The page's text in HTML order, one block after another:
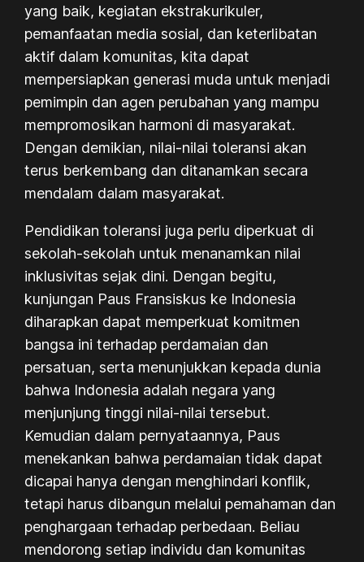
yang baik, kegiatan ekstrakurikuler,
pemanfaatan media sosial, dan keterlibatan
aktif dalam komunitas, kita dapat
mempersiapkan generasi muda untuk menjadi
pemimpin dan agen perubahan yang mampu
mempromosikan harmoni di masyarakat.
Dengan demikian, nilai-nilai toleransi akan
terus berkembang dan ditanamkan secara
mendalam dalam masyarakat.
Pendidikan toleransi juga perlu diperkuat di
sekolah-sekolah untuk menanamkan nilai
inklusivitas sejak dini. Dengan begitu,
kunjungan Paus Fransiskus ke Indonesia
diharapkan dapat memperkuat komitmen
bangsa ini terhadap perdamaian dan
persatuan, serta menunjukkan kepada dunia
bahwa Indonesia adalah negara yang
menjunjung tinggi nilai-nilai tersebut.
Kemudian dalam pernyataannya, Paus
menekankan bahwa perdamaian tidak dapat
dicapai hanya dengan menghindari konflik,
tetapi harus dibangun melalui pemahaman dan
penghargaan terhadap perbedaan. Beliau
mendorong setiap individu dan komunitas